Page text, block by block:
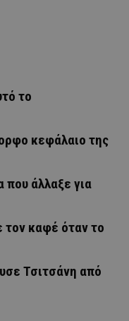
το
κεφάλαιο της
που άλλαξε για
τον καφέ όταν το
Τσιτσάνη από